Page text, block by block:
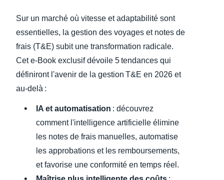
Norway (English)
Sur un marché où vitesse et adaptabilité sont
essentielles, la gestion des voyages et notes de
frais (T&E) subit une transformation radicale.
Cet e-Book exclusif dévoile 5 tendances qui
définiront l'avenir de la gestion T&E en 2026 et
au-delà :
IA et automatisation : découvrez
comment l'intelligence artificielle élimine
les notes de frais manuelles, automatise
les approbations et les remboursements,
et favorise une conformité en temps réel.